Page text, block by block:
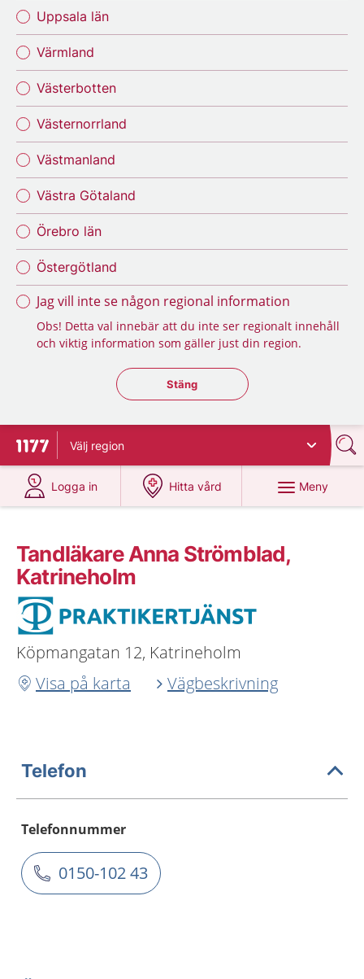
Uppsala län
Värmland
Västerbotten
Västernorrland
Västmanland
Västra Götaland
Örebro län
Östergötland
Jag vill inte se någon regional information
Obs! Detta val innebär att du inte ser regionalt innehåll
och viktig information som gäller just din region.
Stäng regionsväljaren
Stäng
Till startsidan för 1177
Välj region
Logga in
på 1177.se
Hitta vård
på 1177.se
Meny
Tandläkare Anna Strömblad,
Katrineholm
Köpmangatan 12, Katrineholm
Visa på karta
Vägbeskrivning
Telefon
Telefonnummer
0150-102 43